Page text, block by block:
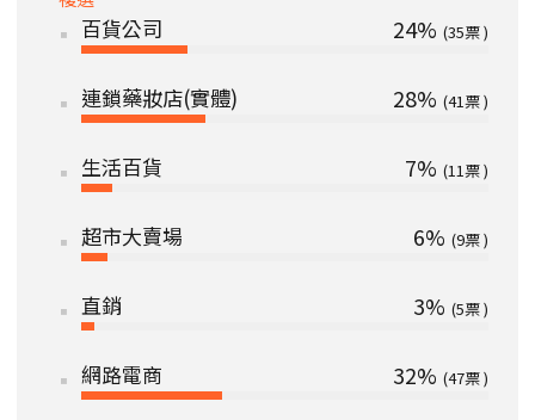
百貨公司 24% 35
連鎖藥妝店(實體) 28% 41
生活百貨 7% 11
超市大賣場 6% 9
直銷 3% 5
網路電商 32% 47